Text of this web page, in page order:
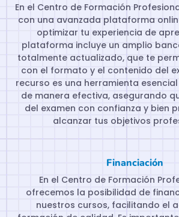
En el Centro de Formación
con una avanzada plataforma
optimizar tu experiencia de
plataforma incluye un amplio
totalmente actualizado, que te
con el formato y el contenido del
recurso es una herramienta
de manera efectiva, asegurando
del examen con confianza y bien
alcanzar tus objetivos
Financiación
En el Centro de Formación
ofrecemos la posibilidad de
nuestros cursos, facilitando el